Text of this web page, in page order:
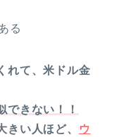
る
れて、米ドル金
できない！！
い人ほど、
ウ